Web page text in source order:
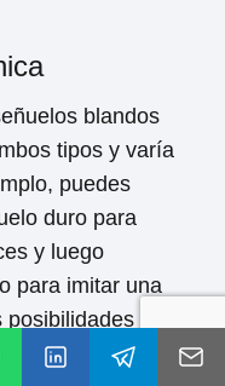
blandos
tipos y varía
puedes
duro para
y luego
para imitar una
de